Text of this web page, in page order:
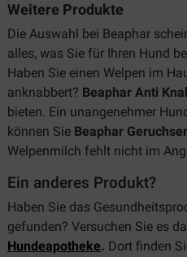
Weitere Produkte
Die Auswahl bei Beaphar
alles, was Sie für Ihren Hund
Haben Sie einen Welpen im
anknabbert? Beaphar Anti
bieten. Ein unangenehmer
können Sie Beaphar
Welpenmilch fehlt nicht im
Ein anderes Produkt?
Haben Sie das
gefunden? Versuchen Sie es
Hundeapotheke. Dort finden